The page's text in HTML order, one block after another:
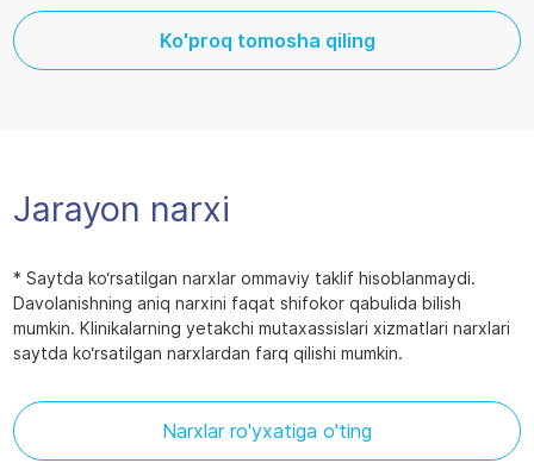
Ko'proq tomosha qiling
Jarayon narxi
* Saytda ko‘rsatilgan narxlar ommaviy taklif hisoblanmaydi.
Davolanishning aniq narxini faqat shifokor qabulida bilish
mumkin. Klinikalarning yetakchi mutaxassislari xizmatlari narxlari
saytda ko‘rsatilgan narxlardan farq qilishi mumkin.
Narxlar ro'yxatiga o'ting